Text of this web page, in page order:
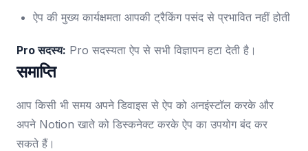
ऐप की मुख्य कार्यक्षमता आपकी ट्रैकिंग पसंद से प्रभावित नहीं होती
Pro सदस्य: Pro सदस्यता ऐप से सभी विज्ञापन हटा देती है।
समाप्ति
आप किसी भी समय अपने डिवाइस से ऐप को अनइंस्टॉल करके और
अपने Notion खाते को डिस्कनेक्ट करके ऐप का उपयोग बंद कर
सकते हैं।